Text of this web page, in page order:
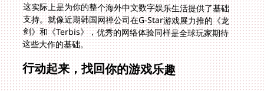
这些大作的基础。
行动起来，找回你的游戏乐趣